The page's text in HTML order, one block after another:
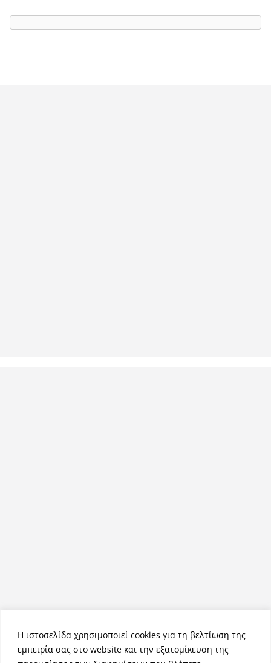
Η ιστοσελίδα χρησιμοποιεί cookies για τη βελτίωση της
εμπειρία σας στο website και την εξατομίκευση της